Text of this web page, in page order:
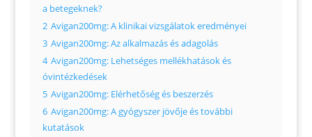
a betegeknek?
2 Avigan200mg: A klinikai vizsgálatok eredményei
3 Avigan200mg: Az alkalmazás és adagolás
4 Avigan200mg: Lehetséges mellékhatások és
óvintézkedések
5 Avigan200mg: Elérhetőség és beszerzés
6 Avigan200mg: A gyógyszer jövője és további
kutatások